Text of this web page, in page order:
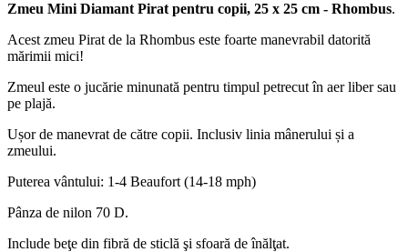
Zmeu Mini Diamant Pirat pentru copii, 25 x 25 cm - Rhombus.
Acest zmeu Pirat de la Rhombus este foarte manevrabil datorită
mărimii mici!
Zmeul este o jucărie minunată pentru timpul petrecut în aer liber sau
pe plajă.
Ușor de manevrat de către copii. Inclusiv linia mânerului și a
zmeului.
Puterea vântului: 1-4 Beaufort (14-18 mph)
Pânza de nilon 70 D.
Include beţe din fibră de sticlă şi sfoară de înălţat.